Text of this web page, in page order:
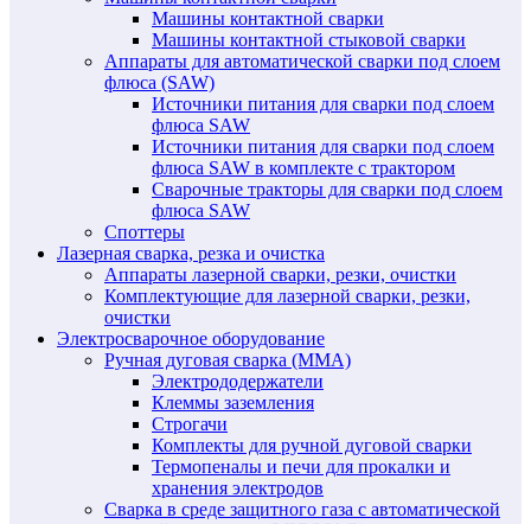
Машины контактной сварки
Машины контактной стыковой сварки
Аппараты для автоматической сварки под слоем
флюса (SAW)
Источники питания для сварки под слоем
флюса SAW
Источники питания для сварки под слоем
флюса SAW в комплекте с трактором
Сварочные тракторы для сварки под слоем
флюса SAW
Споттеры
Лазерная сварка, резка и очистка
Аппараты лазерной сварки, резки, очистки
Комплектующие для лазерной сварки, резки,
очистки
Электросварочное оборудование
Ручная дуговая сварка (MMA)
Электрододержатели
Клеммы заземления
Строгачи
Комплекты для ручной дуговой сварки
Термопеналы и печи для прокалки и
хранения электродов
Сварка в среде защитного газа с автоматической